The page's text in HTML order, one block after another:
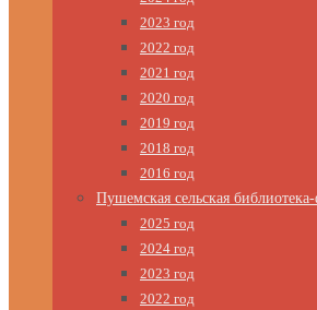
2023 год
2022 год
2021 год
2020 год
2019 год
2018 год
2016 год
Пушемская сельская
2025 год
2024 год
2023 год
2022 год